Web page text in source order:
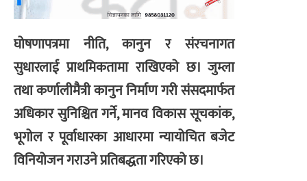
घोषणापत्रमा नीति, कानुन र संरचनागत
सुधारलाई प्राथमिकतामा राखिएको छ। जुम्ला
तथा कर्णालीमैत्री कानुन निर्माण गरी संसदमार्फत
अधिकार सुनिश्चित गर्ने, मानव विकास सूचकांक,
भूगोल र पूर्वाधारका आधारमा न्यायोचित बजेट
विनियोजन गराउने प्रतिबद्धता गरिएको छ।